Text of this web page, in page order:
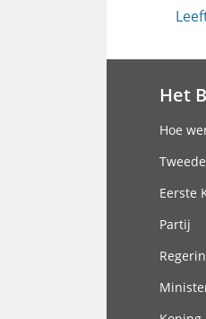
Het
Hoe
Eerste
Partij